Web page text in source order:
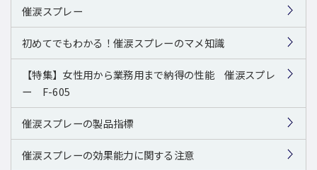
催涙スプレー
初めてでもわかる！催涙スプレーのマメ知識
【特集】女性用から業務用まで納得の性能 催涙スプレ
ー F-605
催涙スプレーの製品指標
催涙スプレーの効果能力に関する注意